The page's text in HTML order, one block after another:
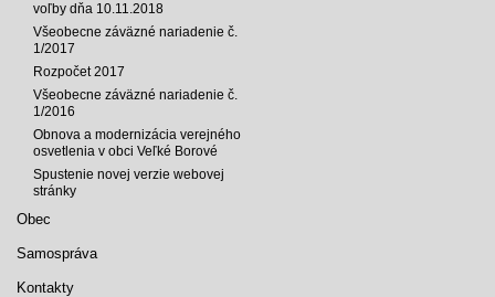
voľby dňa 10.11.2018
Všeobecne záväzné nariadenie č.
1/2017
Rozpočet 2017
Všeobecne záväzné nariadenie č.
1/2016
Obnova a modernizácia verejného
osvetlenia v obci Veľké Borové
Spustenie novej verzie webovej
stránky
Obec
Samospráva
Kontakty